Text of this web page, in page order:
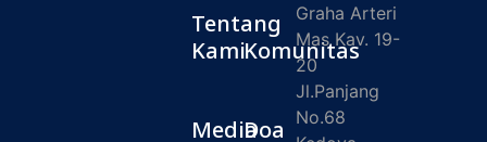
Tentang
Kami
Media
Komunitas
Doa
Graha Arteri
Mas Kav. 19-
20
Jl.Panjang
No.68